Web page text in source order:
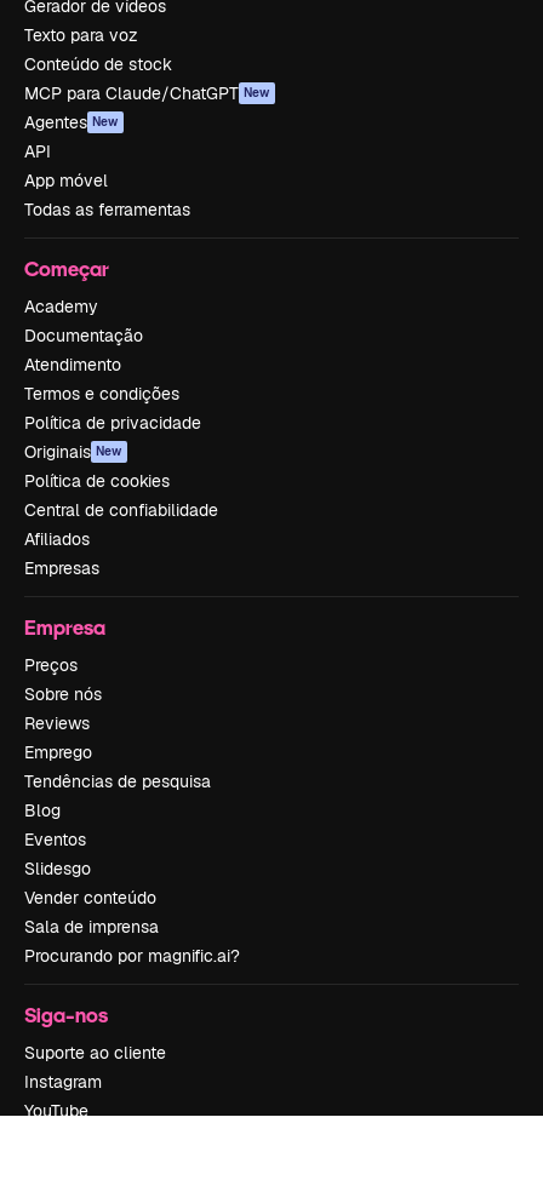
Gerador de vídeos
Texto para voz
Conteúdo de stock
MCP para Claude/ChatGPT New
Agentes New
API
App móvel
Todas as ferramentas
Começar
Academy
Documentação
Atendimento
Termos e condições
Política de privacidade
Originais New
Política de cookies
Central de confiabilidade
Afiliados
Empresas
Empresa
Preços
Sobre nós
Reviews
Emprego
Tendências de pesquisa
Blog
Eventos
Slidesgo
Vender conteúdo
Sala de imprensa
Procurando por magnific.ai?
Siga-nos
Suporte ao cliente
Instagram
YouTube